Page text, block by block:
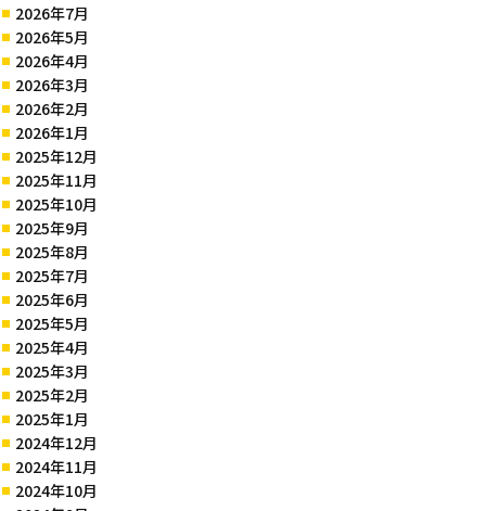
2026年7月
2026年5月
2026年4月
2026年3月
2026年2月
2026年1月
2025年12月
2025年11月
2025年10月
2025年9月
2025年8月
2025年7月
2025年6月
2025年5月
2025年4月
2025年3月
2025年2月
2025年1月
2024年12月
2024年11月
2024年10月